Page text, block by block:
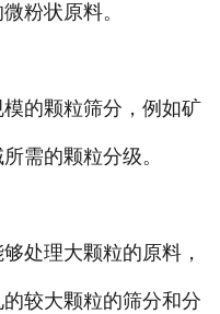
粉状原料。
的颗粒筛分，例如矿
需的颗粒分级。
理大颗粒的原料，
较大颗粒的筛分和分